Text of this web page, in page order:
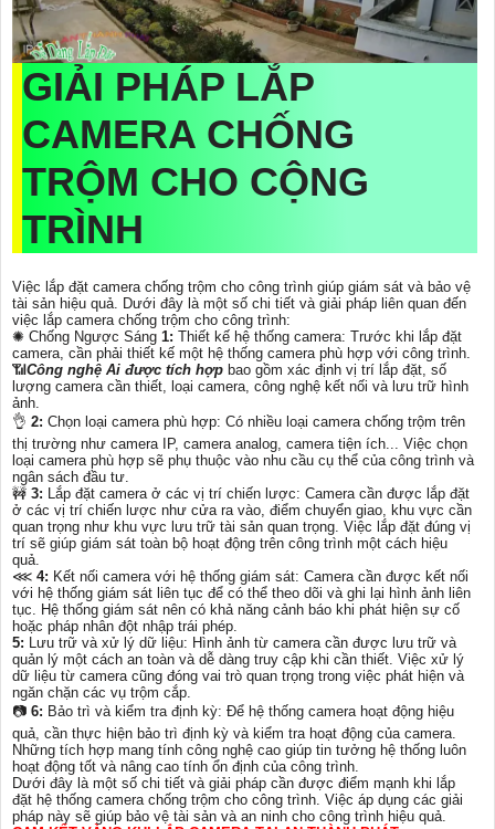
GIẢI PHÁP LẮP
CAMERA CHỐNG
TRỘM CHO CỘNG
TRÌNH
Việc lắp đặt camera chống trộm cho công trình giúp giám sát và bảo vệ
tài sản hiệu quả. Dưới đây là một số chi tiết và giải pháp liên quan đến
việc lắp camera chống trộm cho công trình:
✺ Chống Ngược Sáng 1: Thiết kế hệ thống camera: Trước khi lắp đặt
camera, cần phải thiết kế một hệ thống camera phù hợp với công trình.
📶Công nghệ Ai được tích hợp bao gồm xác định vị trí lắp đặt, số
lượng camera cần thiết, loại camera, công nghệ kết nối và lưu trữ hình
ảnh.
👌 2: Chọn loại camera phù hợp: Có nhiều loại camera chống trộm trên
thị trường như camera IP, camera analog, camera tiện ích... Việc chọn
loại camera phù hợp sẽ phụ thuộc vào nhu cầu cụ thể của công trình và
ngân sách đầu tư.
🚧 3: Lắp đặt camera ở các vị trí chiến lược: Camera cần được lắp đặt
ở các vị trí chiến lược như cửa ra vào, điểm chuyển giao, khu vực cần
quan trọng như khu vực lưu trữ tài sản quan trọng. Việc lắp đặt đúng vị
trí sẽ giúp giám sát toàn bộ hoạt động trên công trình một cách hiệu
quả.
⋘ 4: Kết nối camera với hệ thống giám sát: Camera cần được kết nối
với hệ thống giám sát liên tục để có thể theo dõi và ghi lại hình ảnh liên
tục. Hệ thống giám sát nên có khả năng cảnh báo khi phát hiện sự cố
hoặc pháp nhân đột nhập trái phép.
5: Lưu trữ và xử lý dữ liệu: Hình ảnh từ camera cần được lưu trữ và
quản lý một cách an toàn và dễ dàng truy cập khi cần thiết. Việc xử lý
dữ liệu từ camera cũng đóng vai trò quan trọng trong việc phát hiện và
ngăn chặn các vụ trộm cắp.
📷 6: Bảo trì và kiểm tra định kỳ: Để hệ thống camera hoạt động hiệu
quả, cần thực hiện bảo trì định kỳ và kiểm tra hoạt động của camera.
Những tích hợp mang tính công nghệ cao giúp tin tưởng hệ thống luôn
hoạt động tốt và nâng cao tính ổn định của công trình.
Dưới đây là một số chi tiết và giải pháp cần được điểm mạnh khi lắp
đặt hệ thống camera chống trộm cho công trình. Việc áp dụng các giải
pháp này sẽ giúp bảo vệ tài sản và an ninh cho công trình hiệu quả.